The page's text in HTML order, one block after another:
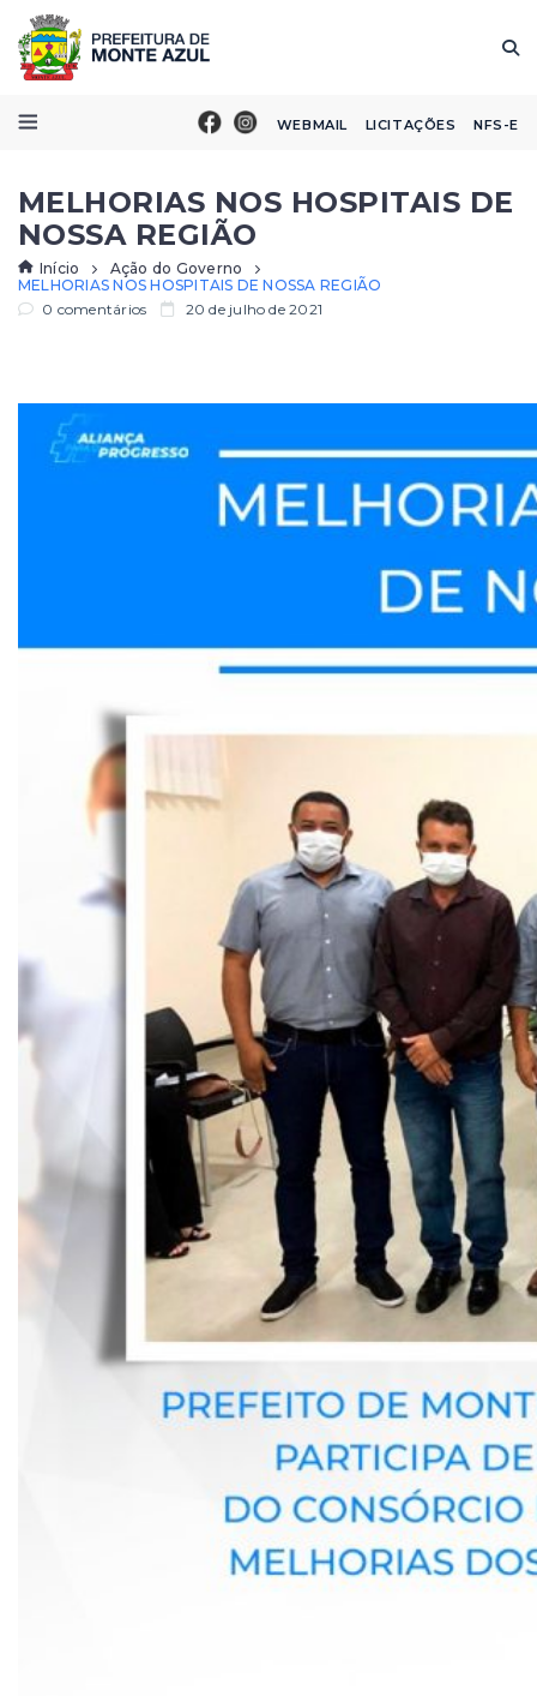
WEBMAIL LICITAÇÕES NFS-E
MELHORIAS NOS HOSPITAIS DE
NOSSA REGIÃO
Início
Ação do Governo
MELHORIAS NOS HOSPITAIS DE NOSSA REGIÃO
0 comentários
20 de julho de 2021